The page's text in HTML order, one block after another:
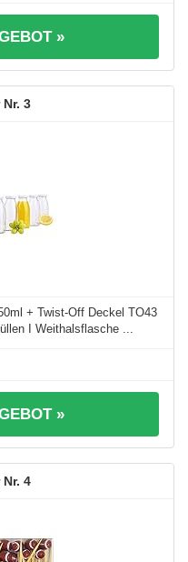
»
3
+ Twist-Off Deckel TO43
I Weithalsflasche ...
»
4